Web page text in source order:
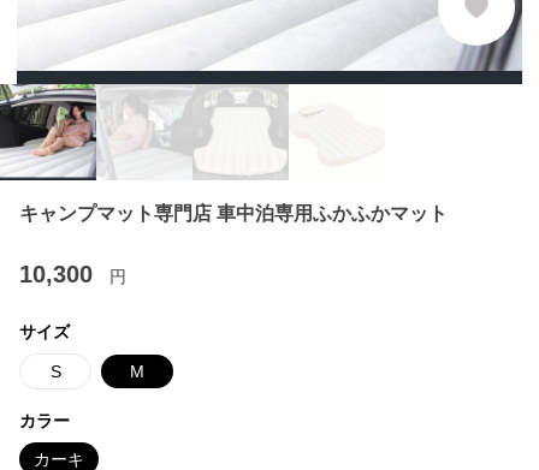
キャンプマット専門店 車中泊専用ふかふかマット
10,300 円
サイズ
S M
カラー
カーキ